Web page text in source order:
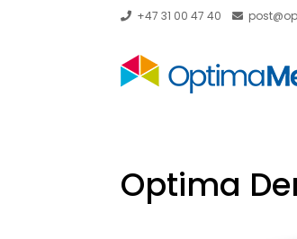
+47 31 00 47 40
Optima